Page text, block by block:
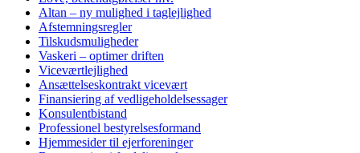
Altan – ny mulighed i taglejlighed
Afstemningsregler
Tilskudsmuligheder
Vaskeri – optimer driften
Viceværtlejlighed
Ansættelseskontrakt vicevært
Finansiering af vedligeholdelsessager
Konsulentbistand
Professionel bestyrelsesformand
Hjemmesider til ejerforeninger